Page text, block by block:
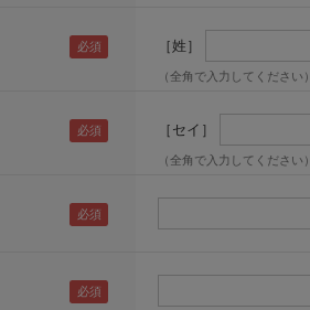
［姓］
（全角で入力してください）
［セイ］
（全角で入力してください）